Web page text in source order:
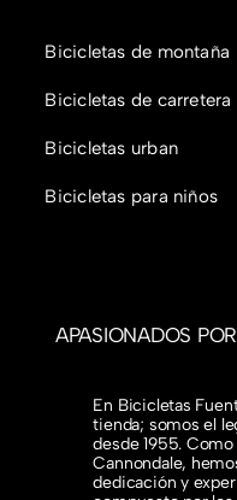
Bicicletas de montaña
Bicicletas de carretera
Bicicletas urban
Bicicletas para niños
APASIONADOS
En Bicicletas
tienda; somos el
desde 1955.
Cannondale,
dedicación y